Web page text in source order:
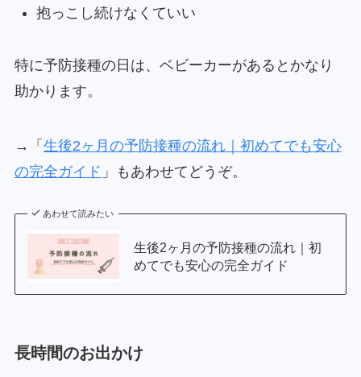
抱っこし続けなくていい
特に予防接種の日は、ベビーカーがあるとかなり
助かります。
→「 生後2ヶ月の予防接種の流れ｜初めてでも安心
の完全ガイド 」もあわせてどうぞ。
あわせて読みたい
生後2ヶ月の予防接種の流れ｜初
めてでも安心の完全ガイド
長時間のお出かけ